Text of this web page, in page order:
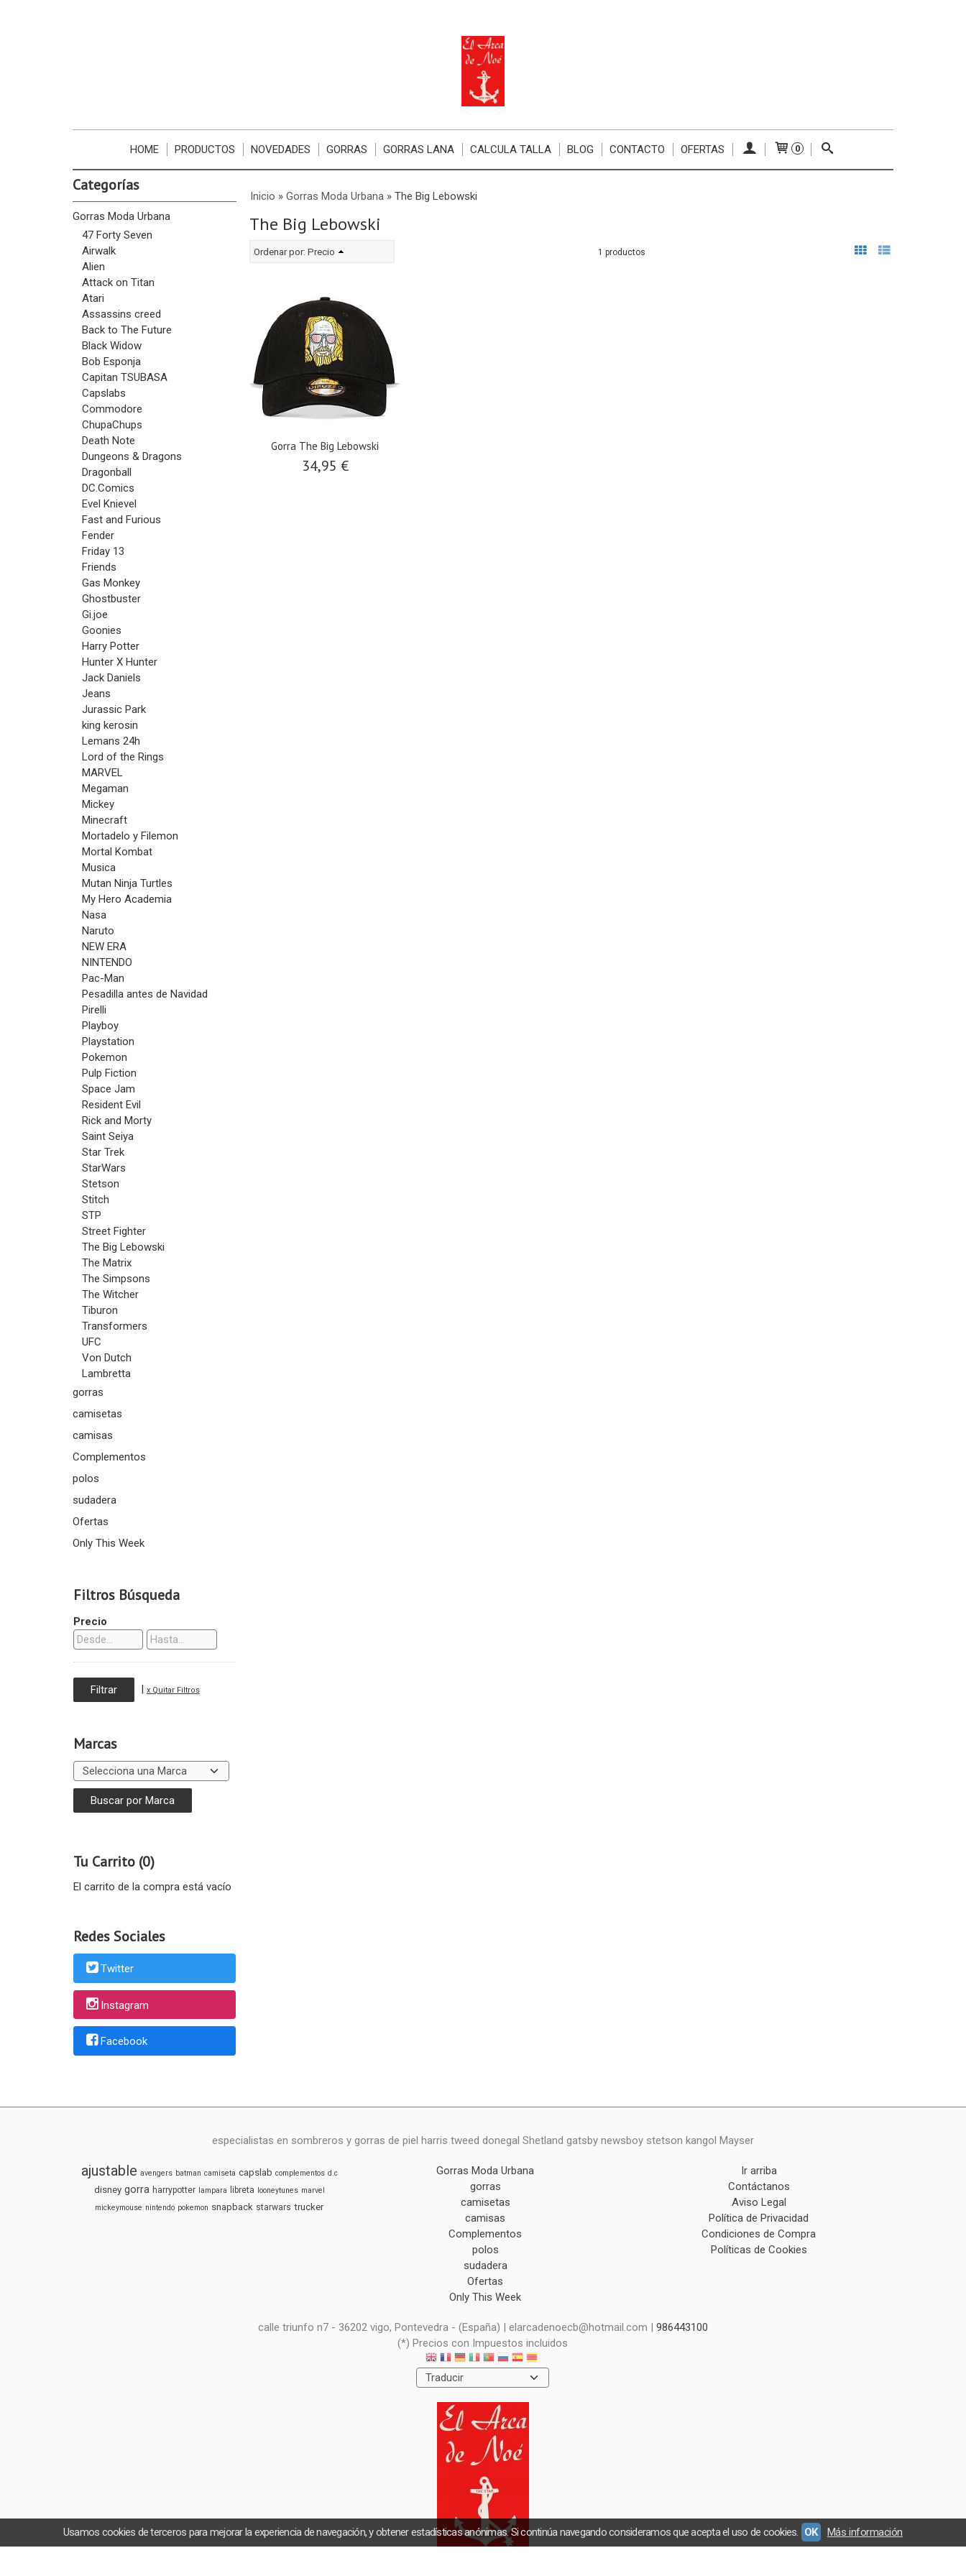
HOME PRODUCTOS NOVEDADES GORRAS GORRAS LANA CALCULA TALLA BLOG CONTACTO OFERTAS 0
Categorías
Gorras Moda Urbana
47 Forty Seven
Airwalk
Alien
Attack on Titan
Atari
Assassins creed
Back to The Future
Black Widow
Bob Esponja
Capitan TSUBASA
Capslabs
Commodore
ChupaChups
Death Note
Dungeons & Dragons
Dragonball
DC.Comics
Evel Knievel
Fast and Furious
Fender
Friday 13
Friends
Gas Monkey
Ghostbuster
Gi.joe
Goonies
Harry Potter
Hunter X Hunter
Jack Daniels
Jeans
Jurassic Park
king kerosin
Lemans 24h
Lord of the Rings
MARVEL
Megaman
Mickey
Minecraft
Mortadelo y Filemon
Mortal Kombat
Musica
Mutan Ninja Turtles
My Hero Academia
Nasa
Naruto
NEW ERA
NINTENDO
Pac-Man
Pesadilla antes de Navidad
Pirelli
Playboy
Playstation
Pokemon
Pulp Fiction
Space Jam
Resident Evil
Rick and Morty
Saint Seiya
Star Trek
StarWars
Stetson
Stitch
STP
Street Fighter
The Big Lebowski
The Matrix
The Simpsons
The Witcher
Tiburon
Transformers
UFC
Von Dutch
Lambretta
gorras
camisetas
camisas
Complementos
polos
sudadera
Ofertas
Only This Week
Filtros Búsqueda
Precio
| x Quitar Filtros
Marcas
Tu Carrito (0)
El carrito de la compra está vacío
Redes Sociales
Twitter
Instagram
Facebook
Inicio » Gorras Moda Urbana» The Big Lebowski
The Big Lebowski
Ordenar por: Precio 1 productos
Gorra The Big Lebowski
34,95 €
especialistas en sombreros y gorras de piel harris tweed donegal Shetland gatsby newsboy stetson kangol Mayser
ajustable avengers batman camiseta capslab complementos d.c
disney gorra harrypotter lampara libreta looneytunes marvel
mickeymouse nintendo pokemon snapback starwars trucker
Gorras Moda Urbana
gorras
camisetas
camisas
Complementos
polos
sudadera
Ofertas
Only This Week
Ir arriba
Contáctanos
Aviso Legal
Política de Privacidad
Condiciones de Compra
Políticas de Cookies
calle triunfo n7 - 36202 vigo, Pontevedra - (España) | elarcadenoecb@hotmail.com | 986443100
(*) Precios con Impuestos incluidos
Usamos cookies de terceros para mejorar la experiencia de navegación, y obtener estadísticas anónimas. Si continúa navegando consideramos que acepta el uso de cookies. OK Más información